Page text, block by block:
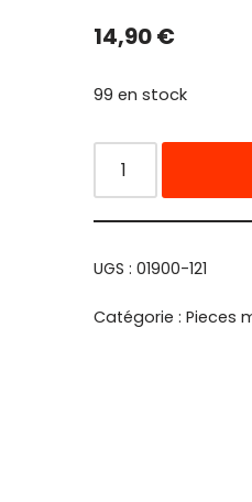
14,90€
99 en stock
UGS : 01900-121
Catégorie : Pieces